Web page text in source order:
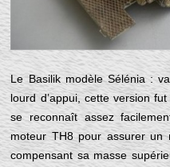
Le Basilik modèle Sélénia :
lourd d’appui, cette version
se reconnaît assez
moteur TH8 pour assurer un
compensant sa masse